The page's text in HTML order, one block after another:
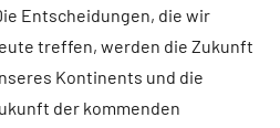
Entscheidungen, die wir
treffen, werden die Zukunft
Kontinents und die
der kommenden